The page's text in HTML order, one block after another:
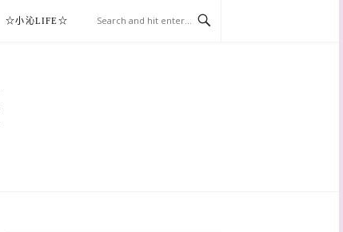
☆小沁LIFE☆